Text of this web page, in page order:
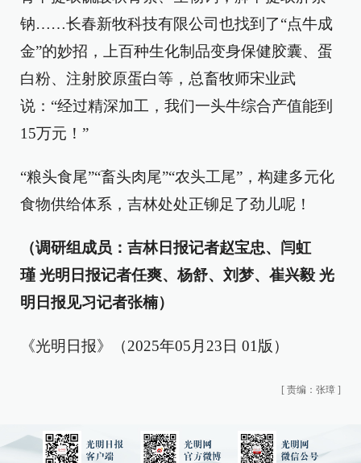
钠……长春新牧科技有限公司也找到了“点牛成
金”的妙招，上百种生化制品变身保健胶囊、蛋
白粉、注射胶原蛋白等，总畜牧师宋业武
说：“经过精深加工，我们一头牛综合产值能到
15万元！”
“粮头食尾”“畜头肉尾”“农头工尾”，构建多元化
食物供给体系，吉林处处正铆足了劲儿呢！
（调研组成员：吉林日报记者赵宝忠、闫虹
瑾 光明日报记者任爽、杨舒、刘梦、崔兴毅 光
明日报见习记者张楠）
《光明日报》（2025年05月23日 01版）
[ 责编：张璋 ]